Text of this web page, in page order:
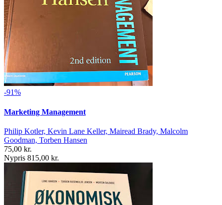
-91%
Marketing Management
Philip Kotler, Kevin Lane Keller, Mairead Brady, Malcolm
Goodman, Torben Hansen
75,00 kr.
Nypris 815,00 kr.